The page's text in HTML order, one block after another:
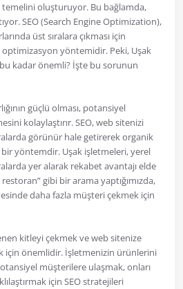
temelini oluşturuyor. Bu bağlamda,
SEO (Search Engine Optimization),
üst sıralara çıkması için
yöntemidir. Peki, Uşak
kadar önemli? İşte bu sorunun
güçlü olması, potansiyel
kolaylaştırır. SEO, web sitenizi
görünür hale getirerek organik
yöntemdir. Uşak işletmeleri, yerel
yer alarak rekabet avantajı elde
gibi bir arama yaptığımızda,
daha fazla müşteri çekmek için
kitleyi çekmek ve web sitenize
için önemlidir. İşletmenizin ürünlerini
müşterilere ulaşmak, onları
için SEO stratejileri